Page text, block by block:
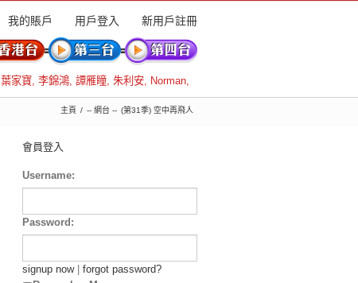
我的賬戶 用戶登入 新用戶註冊
葉家寶, 李錦鴻, 譚雁瞳, 朱利安, Norman,
主頁 -- 網台 -- (第31季) 空中再飛人
會員登入
Username:
Password:
signup now| forgot password?